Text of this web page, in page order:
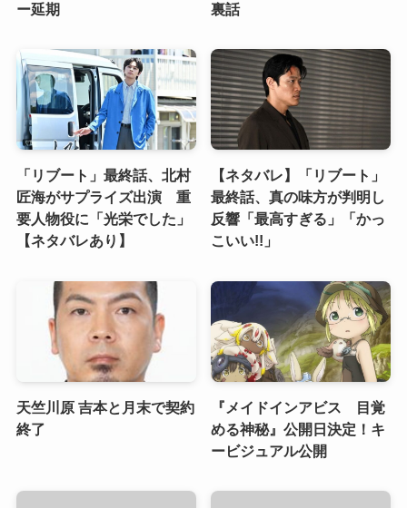
ー延期
裏話
「リブート」最終話、北村
匠海がサプライズ出演 重
要人物役に「光栄でした」
【ネタバレあり】
【ネタバレ】「リブート」
最終話、真の味方が判明し
反響「最高すぎる」「かっ
こいい!!」
天竺川原 吉本と月末で契約
終了
『メイドインアビス 目覚
める神秘』公開日決定！キ
ービジュアル公開